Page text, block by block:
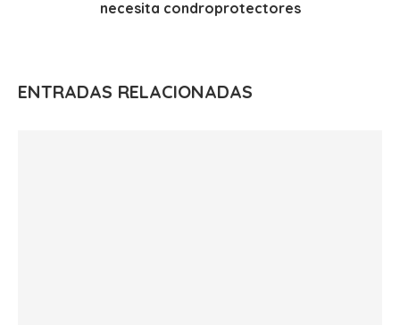
necesita condroprotectores
ENTRADAS RELACIONADAS